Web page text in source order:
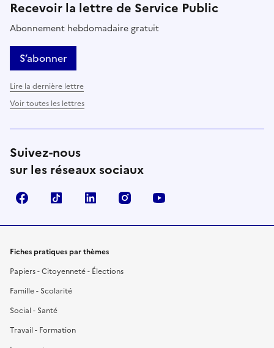
Recevoir la lettre de Service Public
Abonnement hebdomadaire gratuit
S’abonner
Lire la dernière lettre
Voir toutes les lettres
Suivez-nous
sur les réseaux sociaux
FacebookTikTok LinkedIn Instagram
Fiches pratiques par thèmes
Papiers - Citoyenneté - Élections
Famille - Scolarité
Social - Santé
Travail - Formation